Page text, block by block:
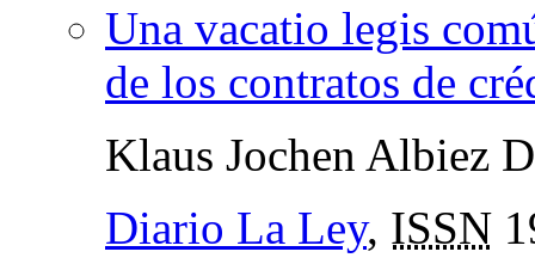
Una vacatio legis
de los contratos de
Klaus Jochen Albiez
Diario La Ley, ISSN